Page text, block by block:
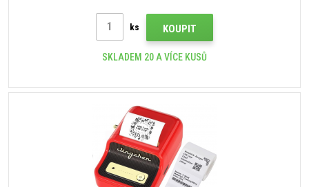
ks KOUPIT
SKLADEM 20 A VÍCE KUSŮ